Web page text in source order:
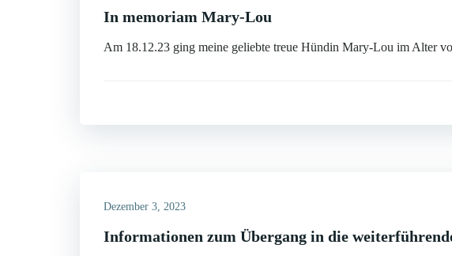
In memoriam Mary-Lou
Am 18.12.23 ging meine geliebte treue Hündin Mary-Lou im Alter
Dezember 3, 2023
Informationen zum Übergang in die